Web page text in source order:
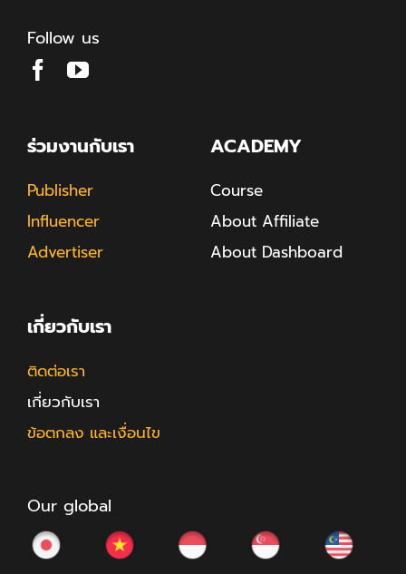
Follow us
ร่วมงานกับเรา
Publisher
Influencer
Advertiser
ACADEMY
Course
About Affiliate
About Dashboard
เกี่ยวกับเรา
ติดต่อเรา
เกี่ยวกับเรา
ข้อตกลง และเงื่อนไข
Our global